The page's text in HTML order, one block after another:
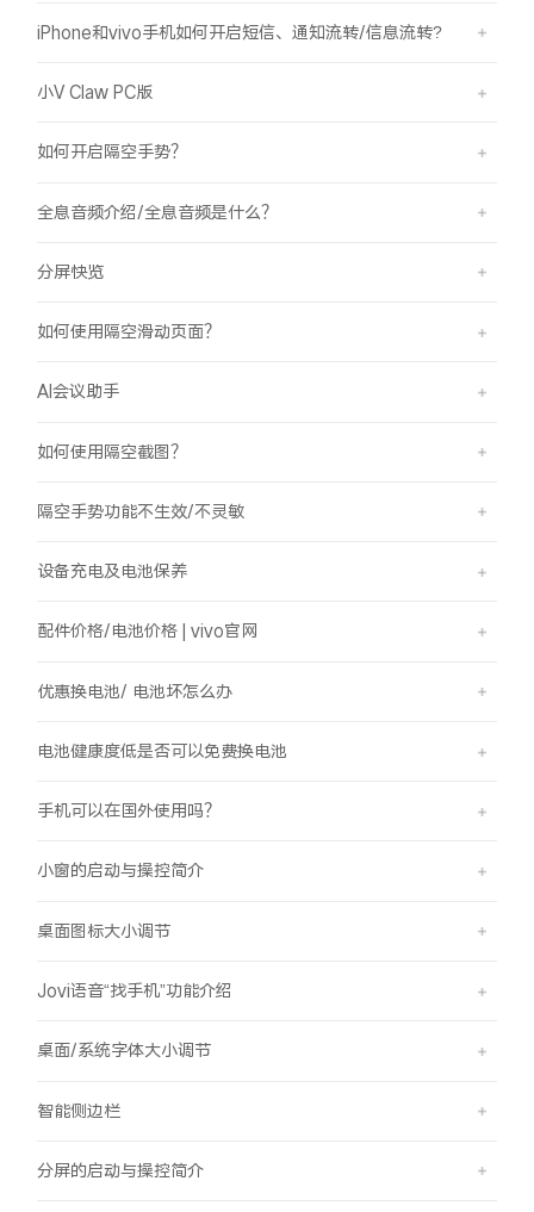
iPhone和vivo手机如何开启短信、通知流转/信息流转?
小V Claw PC版
如何开启隔空手势？
全息音频介绍/全息音频是什么？
分屏快览
如何使用隔空滑动页面？
AI会议助手
如何使用隔空截图？
隔空手势功能不生效/不灵敏
设备充电及电池保养
配件价格/电池价格 | vivo官网
优惠换电池/ 电池坏怎么办
电池健康度低是否可以免费换电池
手机可以在国外使用吗？
小窗的启动与操控简介
桌面图标大小调节
Jovi语音“找手机”功能介绍
桌面/系统字体大小调节
智能侧边栏
分屏的启动与操控简介